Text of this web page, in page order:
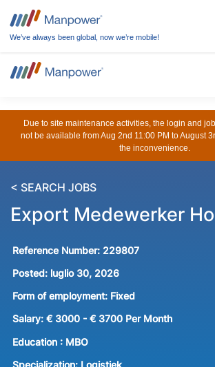
We’ve always been global, now we’re mobile!
Due to site maintenance activities, the login and
not be available from Aug 2nd 11:00 PM to August
the inconvenience.
< SEARCH JOBS
Export Medewerker
Reference Number: 229807
Posted: luglio 30, 2026
Form of employment: Fixed
Salary: € 3000 - € 3700 Per Month
Education : MBO
Specialization: Logistiek